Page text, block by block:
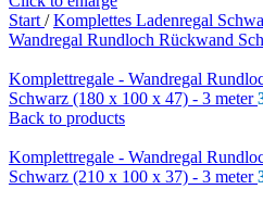
Start / Komplettes Ladenregal
Wandregal Rundloch Rückwand
Komplettregale - Wandregal
Schwarz (180 x 100 x 47) - 3 meter
Back to products
Komplettregale - Wandregal
Schwarz (210 x 100 x 37) - 3 meter